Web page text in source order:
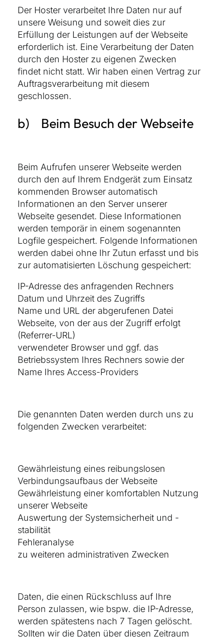
Der Hoster verarbeitet Ihre Daten nur auf
unsere Weisung und soweit dies zur
Erfüllung der Leistungen auf der Webseite
erforderlich ist. Eine Verarbeitung der Daten
durch den Hoster zu eigenen Zwecken
findet nicht statt. Wir haben einen Vertrag zur
Auftragsverarbeitung mit diesem
geschlossen.
b) Beim Besuch der Webseite
Beim Aufrufen unserer Webseite werden
durch den auf Ihrem Endgerät zum Einsatz
kommenden Browser automatisch
Informationen an den Server unserer
Webseite gesendet. Diese Informationen
werden temporär in einem sogenannten
Logfile gespeichert. Folgende Informationen
werden dabei ohne Ihr Zutun erfasst und bis
zur automatisierten Löschung gespeichert:
IP-Adresse des anfragenden Rechners
Datum und Uhrzeit des Zugriffs
Name und URL der abgerufenen Datei
Webseite, von der aus der Zugriff erfolgt
(Referrer-URL)
verwendeter Browser und ggf. das
Betriebssystem Ihres Rechners sowie der
Name Ihres Access-Providers
Die genannten Daten werden durch uns zu
folgenden Zwecken verarbeitet:
Gewährleistung eines reibungslosen
Verbindungsaufbaus der Webseite
Gewährleistung einer komfortablen Nutzung
unserer Webseite
Auswertung der Systemsicherheit und -
stabilität
Fehleranalyse
zu weiteren administrativen Zwecken
Daten, die einen Rückschluss auf Ihre
Person zulassen, wie bspw. die IP-Adresse,
werden spätestens nach 7 Tagen gelöscht.
Sollten wir die Daten über diesen Zeitraum